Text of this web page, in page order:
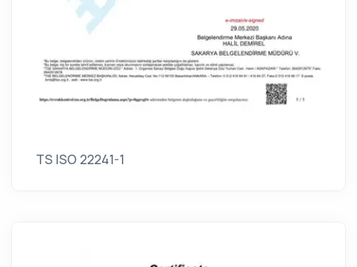
TS ISO 22241-1